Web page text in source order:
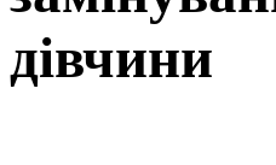
дівчини